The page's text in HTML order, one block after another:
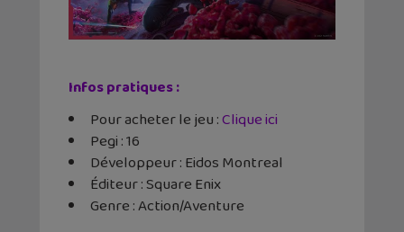
Infos pratiques :
Pour acheter le jeu :Clique ici
Pegi : 16
Développeur : Eidos Montreal
Éditeur : Square Enix
Genre : Action/Aventure